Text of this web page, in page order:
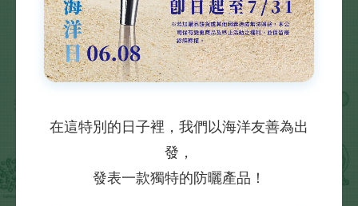
在這特別的日子裡，我們以海洋友善為出
發，
發表一款獨特的防曬產品！